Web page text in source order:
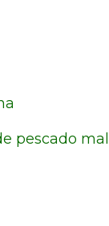
pescado